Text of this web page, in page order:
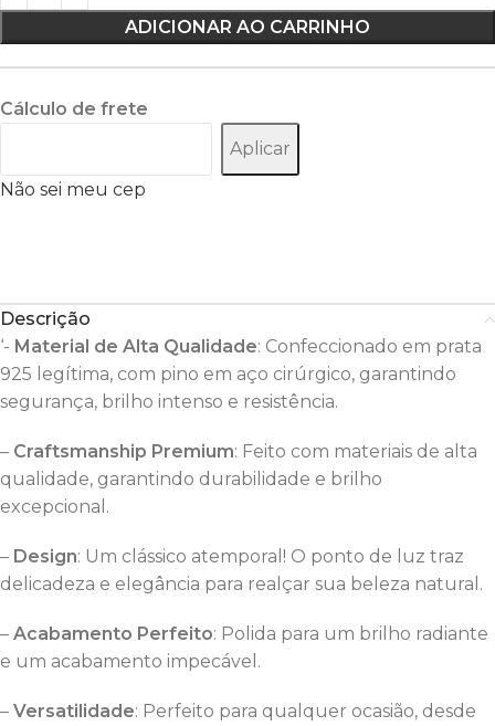
ADICIONAR AO CARRINHO
Cálculo de frete
Aplicar
Não sei meu cep
Descrição
‘- Material de Alta Qualidade: Confeccionado em prata
925 legítima, com pino em aço cirúrgico, garantindo
segurança, brilho intenso e resistência.
– Craftsmanship Premium: Feito com materiais de alta
qualidade, garantindo durabilidade e brilho
excepcional.
– Design: Um clássico atemporal! O ponto de luz traz
delicadeza e elegância para realçar sua beleza natural.
– Acabamento Perfeito: Polida para um brilho radiante
e um acabamento impecável.
– Versatilidade: Perfeito para qualquer ocasião, desde